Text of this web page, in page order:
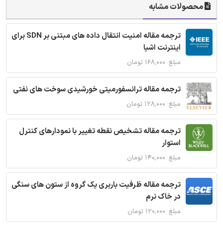
محصولات مشابه
ترجمه مقاله امنیت انتقال داده های مبتنی بر SDN برای
اینترنت اشیا
مبلغ: ۱۶۸,۰۰۰ تومان
ترجمه مقاله ترانسفورمیتی خورشیدی سوخت های نفتی
مبلغ: ۱۲۸,۰۰۰ تومان
ترجمه مقاله تشخیص نقطه تغییر با نمودارهای کنترل
استوار
مبلغ: ۱۴۰,۰۰۰ تومان
ترجمه مقاله ظرفیت باربری یک گروه از ستون های سنگی
در خاک نرم
مبلغ: ۱۲۰,۰۰۰ تومان